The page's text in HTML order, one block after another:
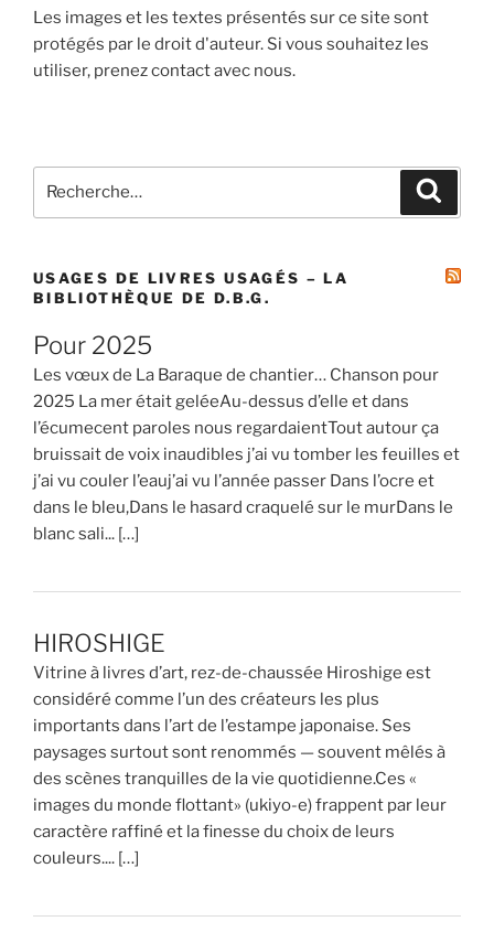
Les images et les textes présentés sur ce site sont
protégés par le droit d'auteur. Si vous souhaitez les
utiliser, prenez contact avec nous.
pour
USAGES DE LIVRES USAGÉS – LA
BIBLIOTHÈQUE DE D.B.G.
Pour 2025
Les vœux de La Baraque de chantier… Chanson pour
2025 La mer était geléeAu-dessus d’elle et dans
l’écumecent paroles nous regardaientTout autour ça
bruissait de voix inaudibles j’ai vu tomber les feuilles et
j’ai vu couler l’eauj’ai vu l’année passer Dans l’ocre et
dans le bleu,Dans le hasard craquelé sur le murDans le
blanc sali... […]
HIROSHIGE
Vitrine à livres d’art, rez-de-chaussée Hiroshige est
considéré comme l’un des créateurs les plus
importants dans l’art de l’estampe japonaise. Ses
paysages surtout sont renommés — souvent mêlés à
des scènes tranquilles de la vie quotidienne.Ces «
images du monde flottant» (ukiyo-e) frappent par leur
caractère raffiné et la finesse du choix de leurs
couleurs.... […]